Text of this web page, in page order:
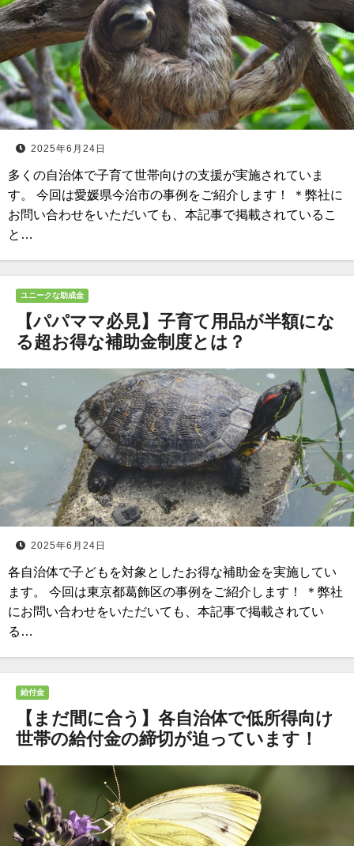
2025年6月24日
多くの自治体で子育て世帯向けの支援が実施されていま
す。 今回は愛媛県今治市の事例をご紹介します！ ＊弊社に
お問い合わせをいただいても、本記事で掲載されているこ
と…
ユニークな助成金
【パパママ必見】子育て用品が半額にな
る超お得な補助金制度とは？
2025年6月24日
各自治体で子どもを対象としたお得な補助金を実施してい
ます。 今回は東京都葛飾区の事例をご紹介します！ ＊弊社
にお問い合わせをいただいても、本記事で掲載されてい
る…
給付金
【まだ間に合う】各自治体で低所得向け
世帯の給付金の締切が迫っています！